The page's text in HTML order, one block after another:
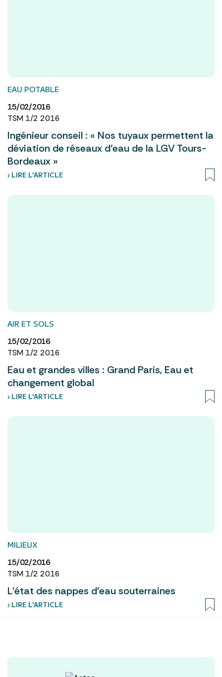
EAU POTABLE
15/02/2016
TSM 1/2 2016
Ingénieur conseil : « Nos tuyaux permettent la
déviation de réseaux d’eau de la LGV Tours-
Bordeaux »
› LIRE L’ARTICLE
AIR ET SOLS
15/02/2016
TSM 1/2 2016
Eau et grandes villes : Grand Paris, Eau et
changement global
› LIRE L’ARTICLE
MILIEUX
15/02/2016
TSM 1/2 2016
L'état des nappes d'eau souterraines
› LIRE L’ARTICLE